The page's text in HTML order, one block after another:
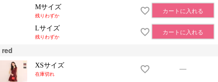
Mサイズ
残りわずか
カートに入れる
Lサイズ
残りわずか
カートに入れる
red
XSサイズ
在庫切れ
—